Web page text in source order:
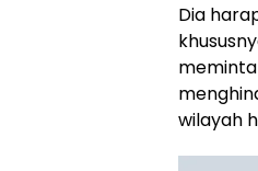
Dia
wilayah